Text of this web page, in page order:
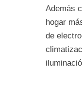
Además
hogar
de